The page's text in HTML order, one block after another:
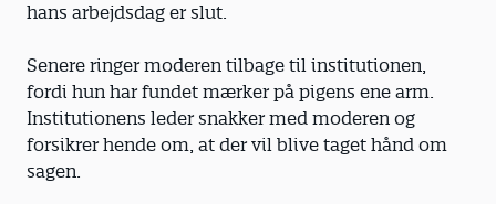
hans arbejdsdag er slut.
Senere ringer moderen tilbage til institutionen,
fordi hun har fundet mærker på pigens ene arm.
Institutionens leder snakker med moderen og
forsikrer hende om, at der vil blive taget hånd om
sagen.